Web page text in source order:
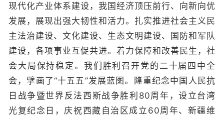
现代化产业体系建设，我国经济顶压前行、向新向优
发展，展现出强大韧性和活力。扎实推进社会主义民
主法治建设、文化建设、生态文明建设、国防和军队
建设，各项事业互促共进。着力保障和改善民生，社
会大局保持稳定。我们胜利召开党的二十届四中全
会，擘画了“十五五”发展蓝图。隆重纪念中国人民抗
日战争暨世界反法西斯战争胜利80周年，设立台湾
光复纪念日，庆祝西藏自治区成立60周年、新疆维